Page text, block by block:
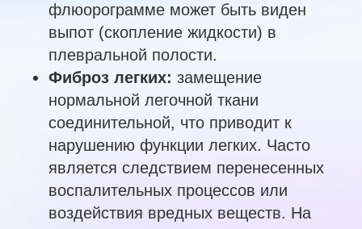
флюорограмме может быть виден
выпот (скопление жидкости) в
плевральной полости.
Фиброз легких: замещение
нормальной легочной ткани
соединительной, что приводит к
нарушению функции легких. Часто
является следствием перенесенных
воспалительных процессов или
воздействия вредных веществ. На